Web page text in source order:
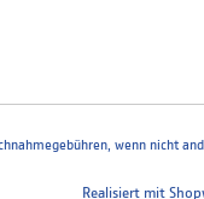
wenn nicht
Realisiert mit